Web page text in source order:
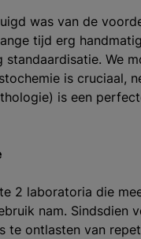
was van de
tijd erg
We
is cruciaal,
is een
2 laboratoria die
nam. Sindsdien
te ontlasten van